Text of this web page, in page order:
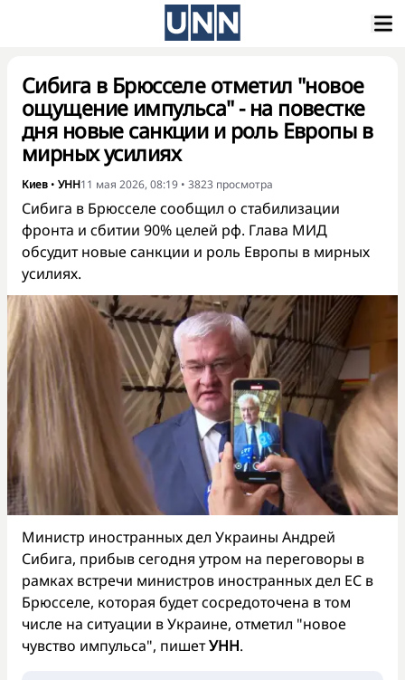
Сибига в Брюсселе отметил "новое
ощущение импульса" - на повестке
дня новые санкции и роль Европы в
мирных усилиях
Киев • УНН11 мая 2026, 08:19 • 3823 просмотра
Сибига в Брюсселе сообщил о стабилизации
фронта и сбитии 90% целей рф. Глава МИД
обсудит новые санкции и роль Европы в мирных
усилиях.
Министр иностранных дел Украины Андрей
Сибига, прибыв сегодня утром на переговоры в
рамках встречи министров иностранных дел ЕС в
Брюсселе, которая будет сосредоточена в том
числе на ситуации в Украине, отметил "новое
чувство импульса", пишетУНН.